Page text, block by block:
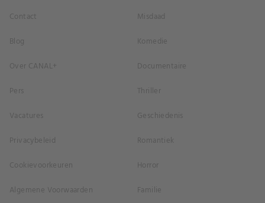
Contact
Blog
Over CANAL+
Pers
Vacatures
Privacybeleid
Cookievoorkeuren
Algemene Voorwaarden
Misdaad
Komedie
Documentaire
Thriller
Geschiedenis
Romantiek
Horror
Familie